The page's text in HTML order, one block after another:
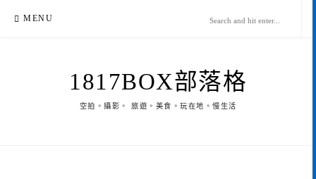
MENU
1817BOX部落格
空拍。攝影。 旅遊。美食。玩在地。慢生活